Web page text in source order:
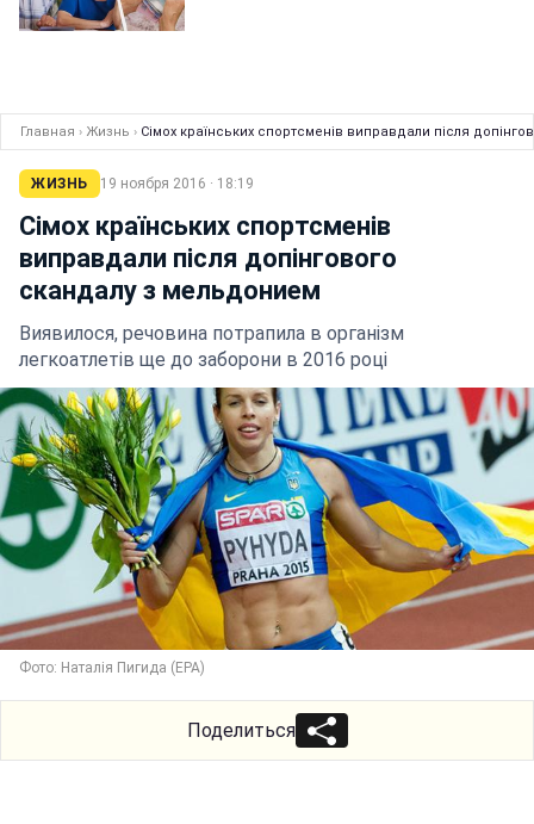
Главная › Жизнь › Сімох країнських спортсменів виправдали після
ЖИЗНЬ 19 ноября 2016 · 18:19
Сімох країнських спортсменів
виправдали після допінгового
скандалу з мельдонием
Виявилося, речовина потрапила в організм
легкоатлетів ще до заборони в 2016 році
Фото: Наталія Пигида (ЕРА)
Поделиться